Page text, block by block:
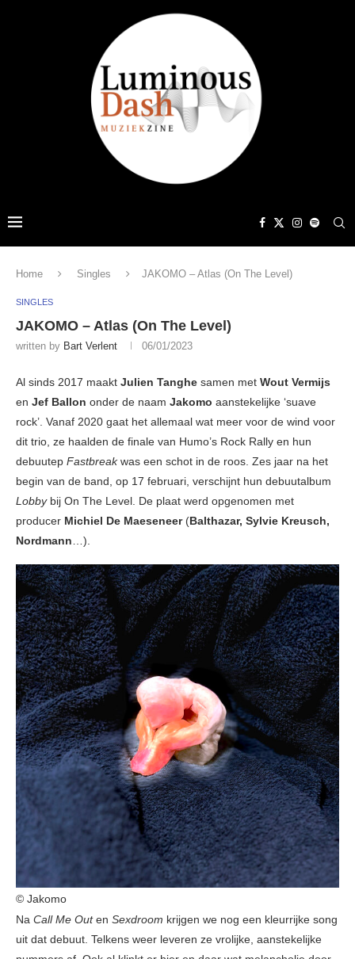
Home Singles JAKOMO – Atlas (On The Level)
SINGLES
JAKOMO – Atlas (On The Level)
written by Bart Verlent 06/01/2023
Al sinds 2017 maakt Julien Tanghe samen met Wout Vermijs
en Jef Ballon onder de naam Jakomo aanstekelijke ‘suave
rock’. Vanaf 2020 gaat het allemaal wat meer voor de wind voor
dit trio, ze haalden de finale van Humo’s Rock Rally en hun
debuutep Fastbreakwas een schot in de roos. Zes jaar na het
begin van de band, op 17 februari, verschijnt hun debuutalbum
Lobby bij On The Level. De plaat werd opgenomen met
producer Michiel De Maeseneer(Balthazar, Sylvie Kreusch,
Nordmann…).
© Jakomo
Na Call Me Outen Sexdroom krijgen we nog een kleurrijke song
uit dat debuut. Telkens weer leveren ze vrolijke, aanstekelijke